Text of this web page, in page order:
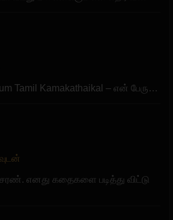
Tamil Kamakathaikal – என் பேரு…
எனது கதைகளை படித்து விட்டு